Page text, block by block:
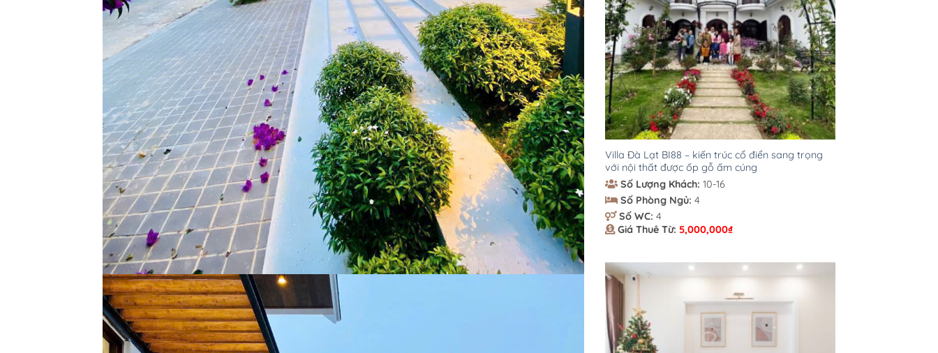
Villa Đà Lạt BI88 – kiến trúc cổ điển sang trọng
với nội thất được ốp gỗ ấm cúng
Số Lượng Khách: 10-16
Số Phòng Ngủ: 4
Số WC: 4
Giá Thuê Từ: 5,000,000₫